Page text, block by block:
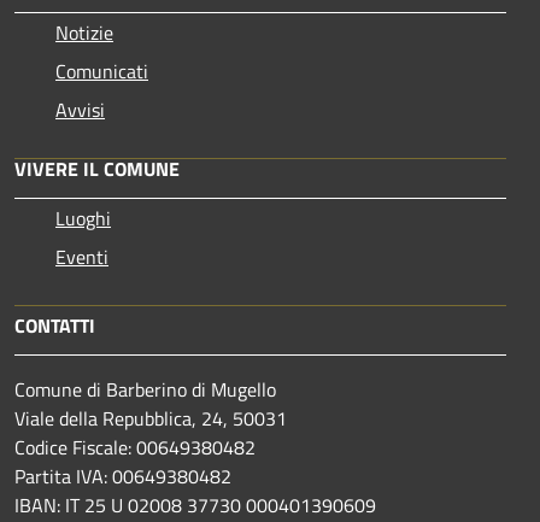
Notizie
Comunicati
Avvisi
VIVERE IL COMUNE
Luoghi
Eventi
CONTATTI
Comune di Barberino di Mugello
Viale della Repubblica, 24, 50031
Codice Fiscale: 00649380482
Partita IVA: 00649380482
IBAN: IT 25 U 02008 37730 000401390609